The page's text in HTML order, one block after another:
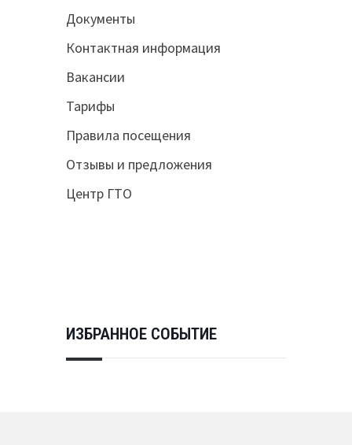
Документы
Контактная информация
Вакансии
Тарифы
Правила посещения
Отзывы и предложения
Центр ГТО
ИЗБРАННОЕ СОБЫТИЕ